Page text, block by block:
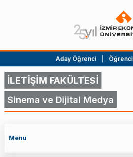
Aday Öğrenci Öğrenci
İLETİŞİM FAKÜLTESİ
Sinema ve Dijital Medya
Menu